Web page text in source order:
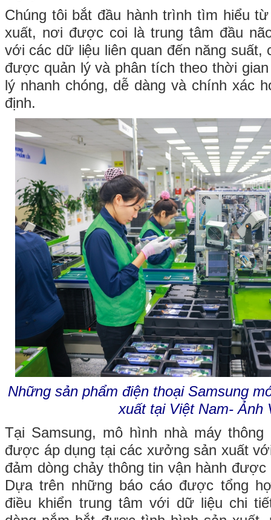
Chúng tôi bắt đầu hành trình tìm hiểu
xuất, nơi được coi là trung tâm đầu
với các dữ liệu liên quan đến năng
được quản lý và phân tích theo thời
lý nhanh chóng, dễ dàng và chính xác
định.
Những sản phẩm điện thoại Samsung
xuất tại Việt Nam- Ảnh
Tại Samsung, mô hình nhà máy thông
được áp dụng tại các xưởng sản xuất
đảm dòng chảy thông tin vận hành
Dựa trên những báo cáo được tổng
điều khiển trung tâm với dữ liệu chi